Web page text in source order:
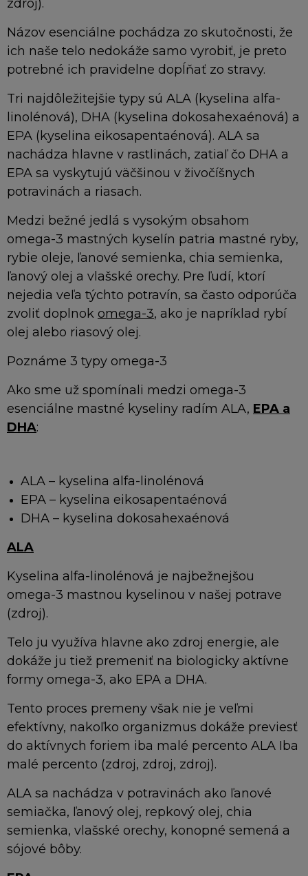
zdroj).
Názov esenciálne pochádza zo skutočnosti, že
ich naše telo nedokáže samo vyrobiť, je preto
potrebné ich pravidelne dopĺňať zo stravy.
Tri najdôležitejšie typy sú ALA (kyselina alfa-
linolénová), DHA (kyselina dokosahexaénová) a
EPA (kyselina eikosapentaénová). ALA sa
nachádza hlavne v rastlinách, zatiaľ čo DHA a
EPA sa vyskytujú väčšinou v živočíšnych
potravinách a riasach.
Medzi bežné jedlá s vysokým obsahom
omega-3 mastných kyselín patria mastné ryby,
rybie oleje, ľanové semienka, chia semienka,
ľanový olej a vlašské orechy. Pre ľudí, ktorí
nejedia veľa týchto potravín, sa často odporúča
zvoliť doplnok omega-3, ako je napríklad rybí
olej alebo riasový olej.
Poznáme 3 typy omega-3
Ako sme už spomínali medzi omega-3
esenciálne mastné kyseliny radím ALA, EPA a
DHA:
ALA – kyselina alfa-linolénová
EPA – kyselina eikosapentaénová
DHA – kyselina dokosahexaénová
ALA
Kyselina alfa-linolénová je najbežnejšou
omega-3 mastnou kyselinou v našej potrave
(zdroj).
Telo ju využíva hlavne ako zdroj energie, ale
dokáže ju tiež premeniť na biologicky aktívne
formy omega-3, ako EPA a DHA.
Tento proces premeny však nie je veľmi
efektívny, nakoľko organizmus dokáže previesť
do aktívnych foriem iba malé percento ALA Iba
malé percento (zdroj, zdroj, zdroj).
ALA sa nachádza v potravinách ako ľanové
semiačka, ľanový olej, repkový olej, chia
semienka, vlašské orechy, konopné semená a
sójové bôby.